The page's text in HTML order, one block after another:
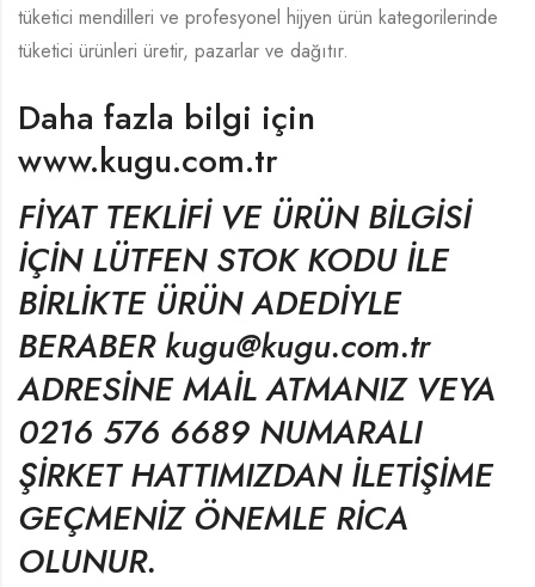
tüketici mendilleri ve profesyonel hijyen ürün kategorilerinde
tüketici ürünleri üretir, pazarlar ve dağıtır.
Daha fazla bilgi için
www.kugu.com.tr
FİYAT TEKLİFİ VE ÜRÜN BİLGİSİ
İÇİN LÜTFEN STOK KODU İLE
BİRLİKTE ÜRÜN ADEDİYLE
BERABER kugu@kugu.com.tr
ADRESİNE MAİL ATMANIZ VEYA
0216 576 6689 NUMARALI
ŞİRKET HATTIMIZDAN İLETİŞİME
GEÇMENİZ ÖNEMLE RİCA
OLUNUR.